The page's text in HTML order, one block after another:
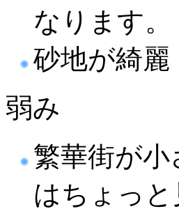
なります。
砂地が綺
弱み
繁華街が
はちょっ